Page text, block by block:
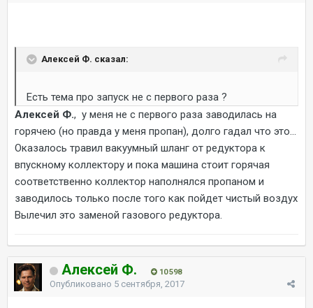
Алексей Ф. сказал:
Есть тема про запуск не с первого раза ?
Алексей Ф., у меня не с первого раза заводилась на
горячею (но правда у меня пропан), долго гадал что это...
Оказалось травил вакуумный шланг от редуктора к
впускному коллектору и пока машина стоит горячая
соответственно коллектор наполнялся пропаном и
заводилось только после того как пойдет чистый воздух
Вылечил это заменой газового редуктора.
Алексей Ф. 10 598
Опубликовано 5 сентября, 2017